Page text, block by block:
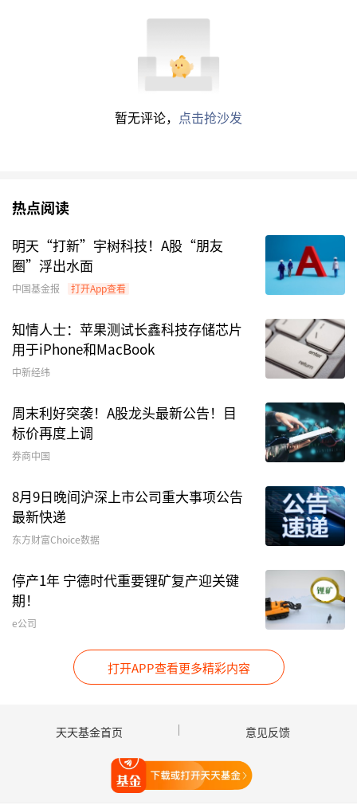
券投资基金进入运作阶段，包括国丰兴华管理的鸿
2025年半年报披露，部分上述基金的持股情况浮
出水面。
Wind数据显示，二季度末，国丰兴华鸿鹄志远二
期私募证券投资基金新进成为中国石油A股第6大
算，持仓市值约18.57亿元；另外，该基金新进成
为中国神华A股第9大流通股东，持股超5200万
股，按照二季度末股价计算，持仓市值约21.16亿
元。
中国石化
8月26日发布的《关于回购股份事项前十
显示，截至8月21日，国丰兴华鸿鹄志远三期私募
证券投资基金1号位列中国石化第8大股东，持股
3.05亿股，对应市值超过17亿元。大秦铁路9月2
日公布的相关回购公告显示，截至8月28日，鸿鹄
志远三期1号新进成为第4大股东，持股2.98亿
股，对应市值超19亿元。
此外，鸿鹄志远（上海）私募投资基金有限公司
（即鸿鹄志远基金一期）二季度末继续出现在
股数量较上一季度保持不变。
长期价值投资标签鲜明
暂无评论， 点击抢沙发
热点阅读
明天“打新”宇树科技！A股“朋友
圈”浮出水面
中国基金报 打开App查看
知情人士：苹果测试长鑫科技存储芯片
用于iPhone和MacBook
中新经纬
周末利好突袭！A股龙头最新公告！目
标价再度上调
券商中国
8月9日晚间沪深上市公司重大事项公告
最新快递
东方财富Choice数据
停产1年 宁德时代重要锂矿复产迎关键
期！
e公司
打开APP查看更多精彩内容
天天基金首页 意见反馈
打开天天基金